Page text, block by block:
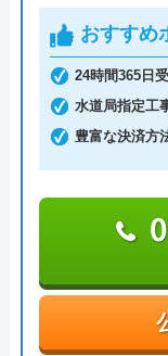
た。金額
して５万
たが収入
の指導を
計検査が
返信もあ
関東・中部・
展開しており
います。
相談の受付は
さらに最短15
対応を強みと
ります。
創業21年の中
おすすめ
24時間365日
水道局指定工
豊富な決済方